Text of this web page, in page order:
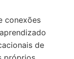
conexões
de